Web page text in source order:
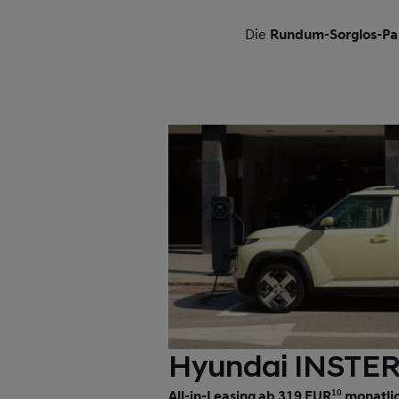
Die Rundum-Sorglos-
Hyundai
10